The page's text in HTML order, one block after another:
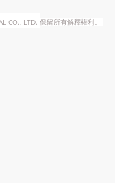
CO., LTD. 保留所有解釋權利。